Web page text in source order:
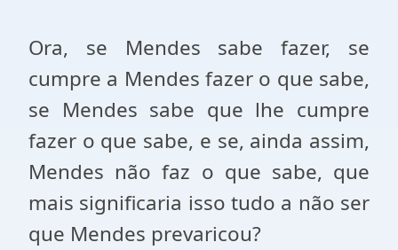
Ora, se Mendes sabe fazer, se
cumpre a Mendes fazer o que sabe,
se Mendes sabe que lhe cumpre
fazer o que sabe, e se, ainda assim,
Mendes não faz o que sabe, que
mais significaria isso tudo a não ser
que Mendes prevaricou?